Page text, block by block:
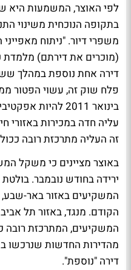
לפי האוצר, המשמעות היא
בתקופה הנוכחית משינוי
משפרי דיור. "ניתוח
דירה אחת נוספת במהלך שש
פלח שוק זה, עשוי הפטור
בינואר 2011
עליה חדה במכירות באזורי
זה העליה מתרכזת רובה
באוצר מציינים כי משקל
ירידה בחודש נובמבר.
המשקיעים באזור באר-שבע,
הקודם. מנגד, באזור תל
מהדירות החדשות שנרכשו
דירה "נוספת".